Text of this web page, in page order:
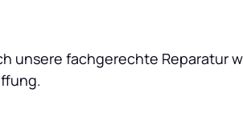
unsere fachgerechte Reparatur